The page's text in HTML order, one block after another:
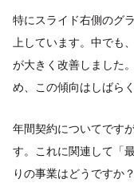
特にスライド右側のグ
上しています。中でも
が大きく改善しました
め、この傾向はしばら
年間契約についてです
す。これに関連して「
りの事業はどうですか